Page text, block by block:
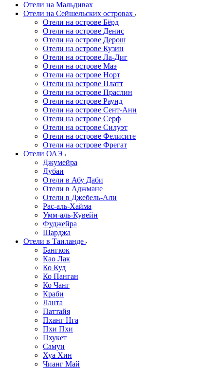
Отели на Мальдивах
Отели на Сейшельских островах
Отели на острове Бёрд
Отели на острове Денис
Отели на острове Дерош
Отели на острове Кузин
Отели на острове Ла-Диг
Отели на острове Маэ
Отели на острове Норт
Отели на острове Платт
Отели на острове Праслин
Отели на острове Раунд
Отели на острове Сент-Анн
Отели на острове Серф
Отели на острове Силуэт
Отели на острове Фелисите
Отели на острове Фрегат
Отели ОАЭ
Джумейра
Дубаи
Отели в Абу Даби
Отели в Аджмане
Отели в Джебель-Али
Рас-аль-Хайма
Умм-аль-Кувейн
Фуджейра
Шарджа
Отели в Таиланде
Бангкок
Као Лак
Ко Куд
Ко Панган
Ко Чанг
Краби
Ланта
Паттайя
Пханг Нга
Пхи Пхи
Пхукет
Самуи
Хуа Хин
Чианг Май